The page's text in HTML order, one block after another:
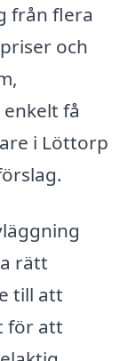
från flera
och
få
i Löttorp
rätt
till att
för att